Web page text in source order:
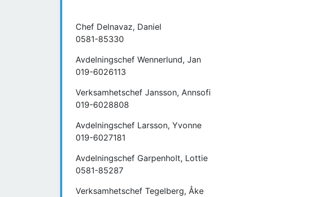
Chef Delnavaz, Daniel
0581-85330
Avdelningschef Wennerlund, Jan
019-6026113
Verksamhetschef Jansson, Annsofi
019-6028808
Avdelningschef Larsson, Yvonne
019-6027181
Avdelningschef Garpenholt, Lottie
0581-85287
Verksamhetschef Tegelberg, Åke